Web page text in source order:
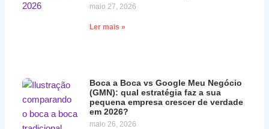
maio 27, 2026
Ler mais »
Boca a Boca vs Google Meu Negócio
(GMN): qual estratégia faz a sua
pequena empresa crescer de verdade
em 2026?
maio 26, 2026